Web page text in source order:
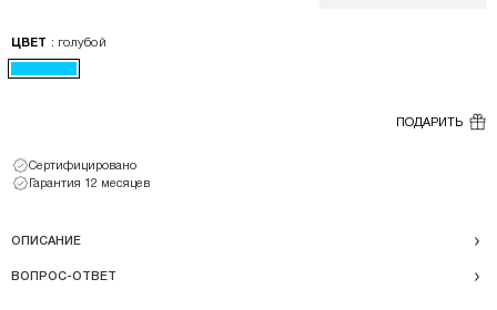
ЦВЕТ : голубой
ПОДАРИТЬ
Сертифицировано
Гарантия 12 месяцев
ОПИСАНИЕ
ВОПРОС-ОТВЕТ